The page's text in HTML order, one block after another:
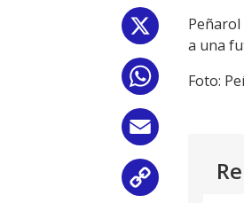
WhatsApp
Peñarol
a una
Foto: